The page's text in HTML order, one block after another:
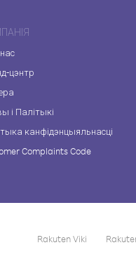
цэнтр
і Палітыкі
канфідэнцыяльнасці
Complaints Code
Rakuten Viki